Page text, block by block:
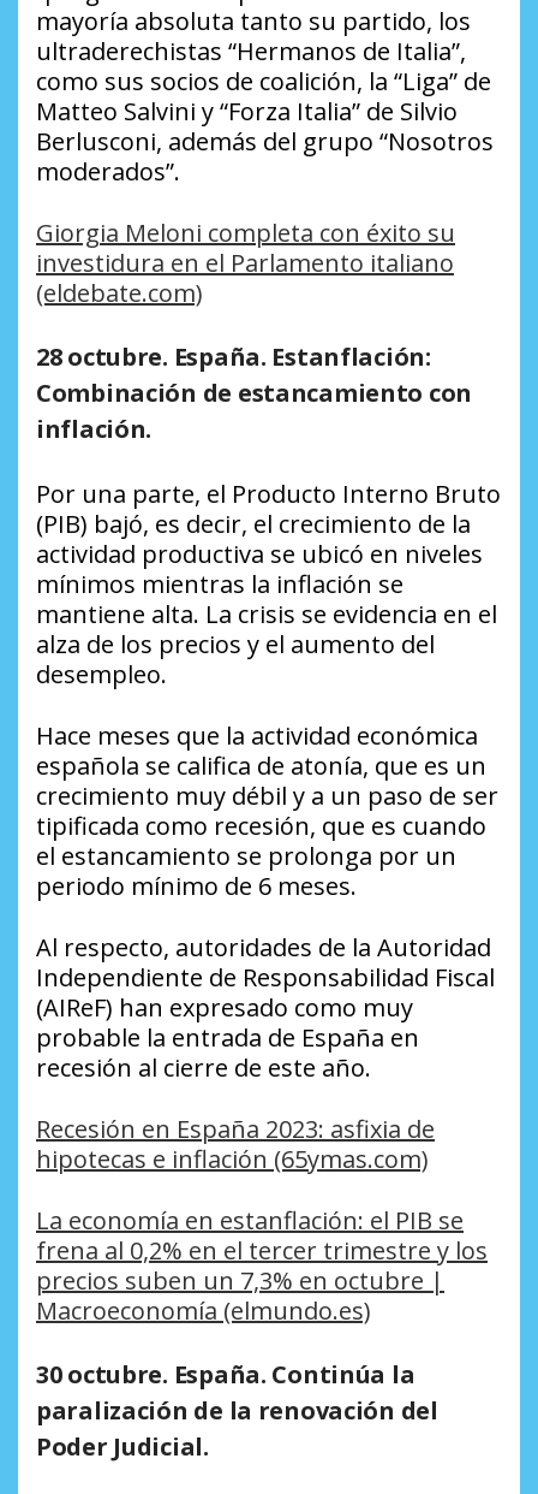
mayoría absoluta tanto su partido, los
ultraderechistas “Hermanos de Italia”,
como sus socios de coalición, la “Liga” de
Matteo Salvini y “Forza Italia” de Silvio
Berlusconi, además del grupo “Nosotros
moderados”.
Giorgia Meloni completa con éxito su
investidura en el Parlamento italiano
(eldebate.com)
28 octubre. España. Estanflación:
Combinación de estancamiento con
inflación.
Por una parte, el Producto Interno Bruto
(PIB) bajó, es decir, el crecimiento de la
actividad productiva se ubicó en niveles
mínimos mientras la inflación se
mantiene alta. La crisis se evidencia en el
alza de los precios y el aumento del
desempleo.
Hace meses que la actividad económica
española se califica de atonía, que es un
crecimiento muy débil y a un paso de ser
tipificada como recesión, que es cuando
el estancamiento se prolonga por un
periodo mínimo de 6 meses.
Al respecto, autoridades de la Autoridad
Independiente de Responsabilidad Fiscal
(AIReF) han expresado como muy
probable la entrada de España en
recesión al cierre de este año.
Recesión en España 2023: asfixia de
hipotecas e inflación (65ymas.com)
La economía en estanflación: el PIB se
frena al 0,2% en el tercer trimestre y los
precios suben un 7,3% en octubre |
Macroeconomía (elmundo.es)
30 octubre. España. Continúa la
paralización de la renovación del
Poder Judicial.